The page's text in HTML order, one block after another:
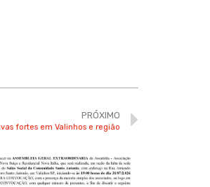
PRÓXIMO
fortes em Valinhos e região